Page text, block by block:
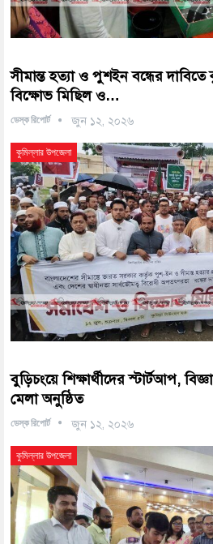
‎সীমান্ত হত্যা ও পুশইন বন্ধের
বিক্ষোভ মিছিল ও…
ডেস্ক রিপোর্ট জুন ১২, ২০২৬
কুমিল্লার উপজেলা
বুড়িচংয়ে শিক্ষার্থীদের স্টার্টআপ,
মেলা অনুষ্ঠিত
ডেস্ক রিপোর্ট জুন ১২, ২০২৬
কুমিল্লার উপজেলা